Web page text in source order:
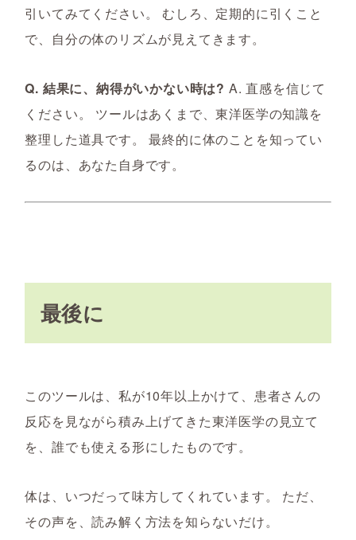
引いてみてください。 むしろ、定期的に引くこと
で、自分の体のリズムが見えてきます。
Q. 結果に、納得がいかない時は? A. 直感を信じて
ください。 ツールはあくまで、東洋医学の知識を
整理した道具です。 最終的に体のことを知ってい
るのは、あなた自身です。
最後に
このツールは、私が10年以上かけて、患者さんの
反応を見ながら積み上げてきた東洋医学の見立て
を、誰でも使える形にしたものです。
体は、いつだって味方してくれています。 ただ、
その声を、読み解く方法を知らないだけ。